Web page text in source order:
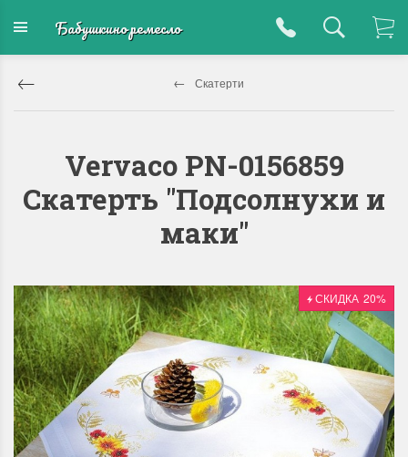
Бабушкино ремесло
Скатерти
Vervaco PN-0156859
Скатерть "Подсолнухи и
маки"
СКИДКА 20%